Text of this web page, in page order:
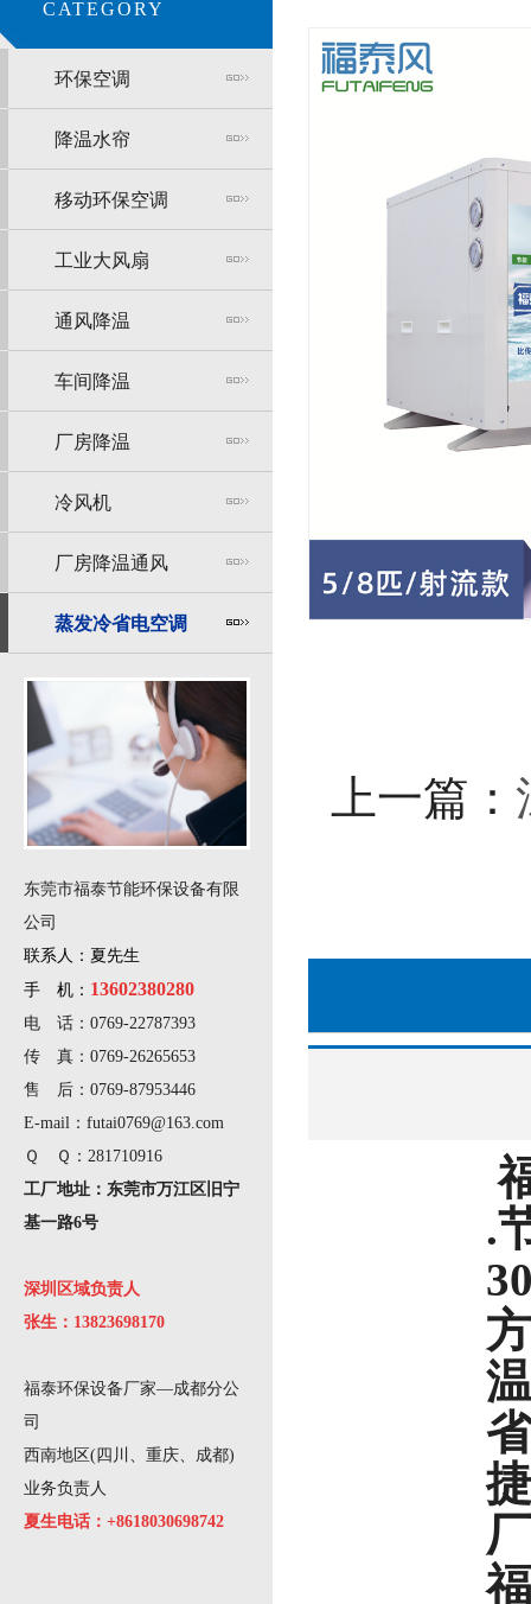
CATEGORY
环保空调
降温水帘
移动环保空调
工业大风扇
通风降温
车间降温
厂房降温
冷风机
厂房降温通风
蒸发冷省电空调
东莞市福泰节能环保设备有限
公司
联系人：夏先生
手 机： 13602380280
电 话：0769-22787393
传 真：0769-26265653
售 后：0769-87953446
E-mail：futai0769@163.com
Ｑ Ｑ：281710916
工厂地址：东莞市万江区旧宁
基一路6号
深圳区域负责人
张生：13823698170
福泰环保设备厂家—成都分公
司
西南地区(四川、重庆、成都)
业务负责人
夏生电话：+8618030698742
上一篇：
.